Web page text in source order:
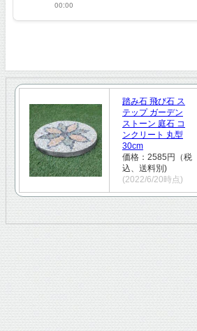
踏み石 飛び石 ス
テップ ガーデン
ストーン 庭石 コ
ンクリート 丸型
30cm
価格：2585円（税
込、送料別)
(2022/6/20時点)